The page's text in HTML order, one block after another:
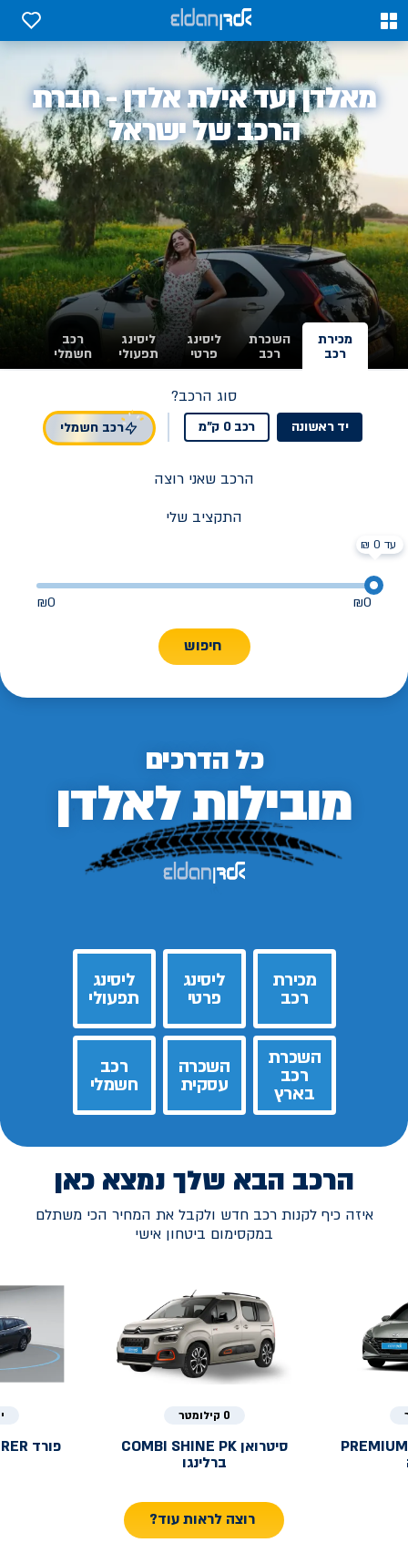
0
0
אלדן
מאלדן ועד אילת אלדן - חברת
הרכב של ישראל
מכירת
רכב
השכרת
רכב
ליסינג
פרטי
ליסינג
תפעולי
רכב
חשמלי
סוג הרכב?
יד ראשונה רכב 0 ק"מ רכב חשמלי
הרכב שאני רוצה
התקציב שלי
₪0
₪0
חיפוש
כל הדרכים
מובילות לאלדן
מכירת
רכב
ליסינג
פרטי
ליסינג
תפעולי
השכרת
רכב
בארץ
השכרה
עסקית
רכב
חשמלי
הרכב הבא שלך נמצא כאן
איזה כיף לקנות רכב חדש ולקבל את המחיר הכי משתלם
במקסימום ביטחון אישי
0 קילומטר
סיטרואן COMBI SHINE PK
ברלינגו
פורד
רוצה לראות עוד?
עד 0 ₪